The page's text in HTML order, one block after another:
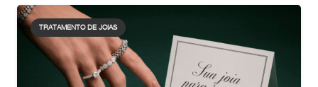
TRATAMENTO DE JOIAS